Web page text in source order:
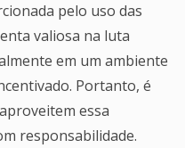
pelo uso das
valiosa na luta
em um ambiente
Portanto, é
essa
responsabilidade.